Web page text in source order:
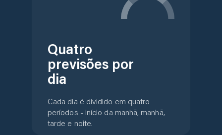
Quatro
previsões por
dia
Cada dia é dividido em quatro
períodos - início da manhã, manhã,
tarde e noite.